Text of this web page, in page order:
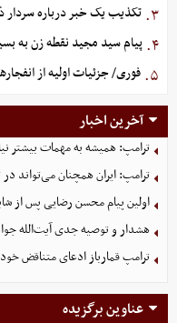
۳. تکذیب یک خبر درباره سردار
۴. پیام سید مجید نقطه زن به
۵. فوری/ جزئیات اولیه از
آخرین اخبار
ترامپ: همیشه به مهمات بیشتر
ترامپ: ایران همچنان می‌تواند
اولین پیام محسن رضایی پس از
هشدار و توصیه جدی آیت‌الله
ترامپ قمارباز ادعای متناقض خود
عناوین برگزیده